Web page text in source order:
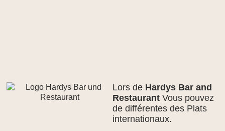
Lors de Hardys Bar and
Restaurant Vous pouvez
de différentes des Plats
internationaux.